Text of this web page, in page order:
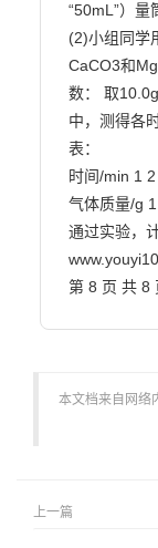
“50mL”）量
(2)小组同学
CaCO3和
数： 取
中，测得各
表：
时间/min 1
气体质量/g
通过实验，
第 8
本文档来自网络
上一篇